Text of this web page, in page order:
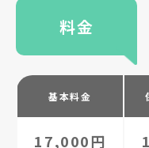
料金
基本料金
17,000円